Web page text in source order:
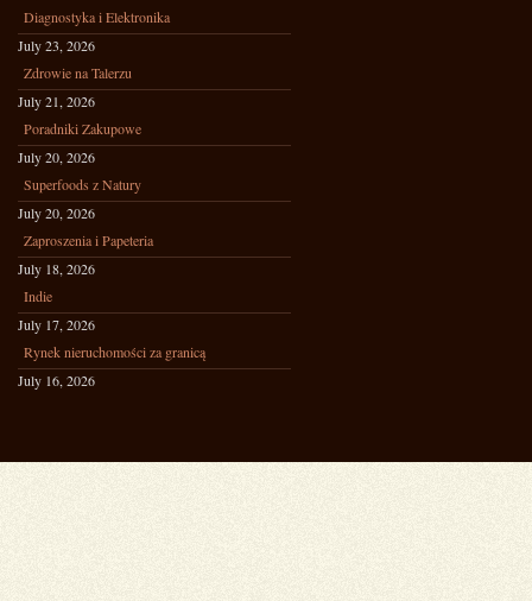
Diagnostyka i Elektronika
July 23, 2026
Zdrowie na Talerzu
July 21, 2026
Poradniki Zakupowe
July 20, 2026
Superfoods z Natury
July 20, 2026
Zaproszenia i Papeteria
July 18, 2026
Indie
July 17, 2026
Rynek nieruchomości za granicą
July 16, 2026